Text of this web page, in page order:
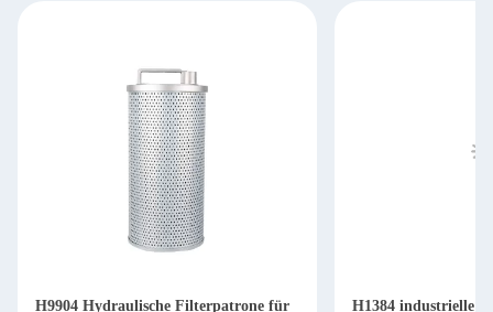
H9904 Hydraulische Filterpatrone für
H1384 industrielle